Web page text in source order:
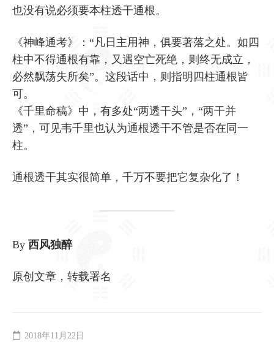
也没有说必须要本柱透干通根。
《神峰通考》：“凡日主用神，俱要著落之处。如四
柱中不得通根有靠，又遇空亡死绝，则终无成立，
必然飘荡失所矣”。这段话中，则指明四柱通根皆
可。
《千里命稿》中，有多处“两透干头”，“两干并
透”，可见韦千里也认为通根透干不管是否在同一
柱。
通根透干其实很简单，千万不要把它复杂化了！
By 西风独醉
原创文章，转载署名
2018年11月22日